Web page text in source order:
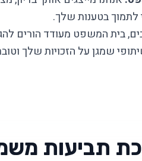
לתמוך בטענות שלך.
בית המשפט מעודד הורים
שמגן על הזכויות שלך
תביעות